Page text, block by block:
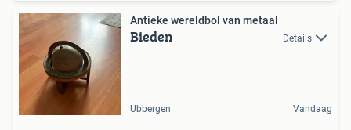
Antieke wereldbol van metaal
Bieden Details
Ubbergen Vandaag